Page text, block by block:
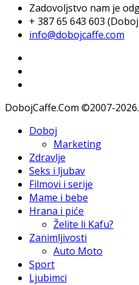
Zadovoljstvo nam je
+ 387 65 643 603
info@dobojcaffe.com
DobojCaffe.Com ©2007-
Doboj
Marketing
Zdravlje
Seks i ljubav
Filmovi i serije
Mame i bebe
Hrana i piće
Želite li Kafu?
Zanimljivosti
Auto Moto
Sport
Ljubimci